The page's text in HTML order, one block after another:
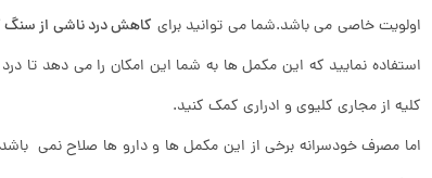
اولویت خاصی می باشد.شما می توانید برای کاهش درد ناشی از سنگ
استفاده نمایید که این مکمل ها به شما این امکان را می دهد
کلیه از مجاری کلیوی و ادراری کمک کنید.
اما مصرف خودسرانه برخی از این مکمل ها و دارو ها صلاح نمی